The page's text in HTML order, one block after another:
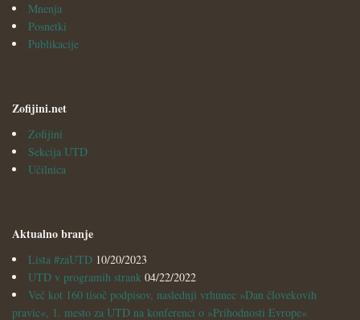
Mnenja
Posnetki
Publikacije
Zofijini.net
Zofijini
Sekcija UTD
Učilnica
Aktualno branje
Lista #zaUTD 10/20/2023
UTD v programih strank 04/22/2022
Več kot 160 tisoč podpisov, naslednji vrhunec »Dan človekovih
pravic«, 1. mesto za UTD na konferenci o »Prihodnosti Evrope«